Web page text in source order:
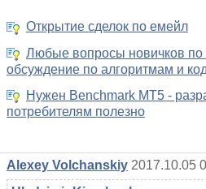
Открытие сделок по емейл
Любые вопросы новичков по
обсуждение по алгоритмам и
Нужен Benchmark MT5 -
потребителям полезно
Alexey Volchanskiy 2017.10.05